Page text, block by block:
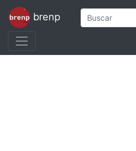
brenp